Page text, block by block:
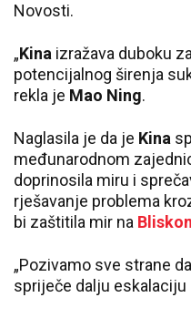
Novosti.
„Kina izražava duboku
potencijalnog širenja
rekla je Mao Ning.
Naglasila je da je Kina
međunarodnom
doprinosila miru i
rješavanje problema
bi zaštitila mir na
„Pozivamo sve strane
spriječe dalju eskalaciju